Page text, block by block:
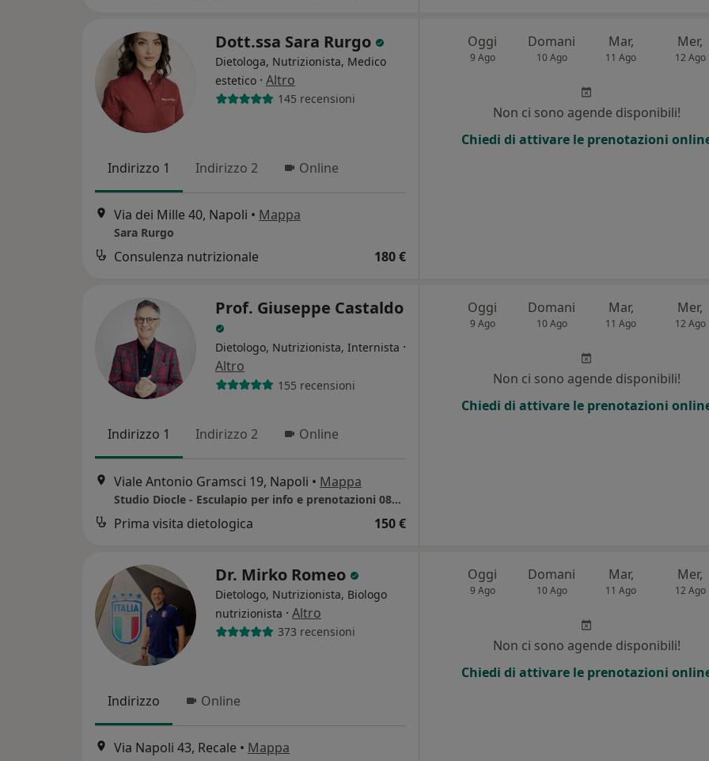
Dott.ssa Sara Rurgo
Dietologa, Nutrizionista, Medico
estetico · Altro
145 recensioni
Indirizzo 1 Indirizzo 2 Online
Via dei Mille 40, Napoli • Mappa
Sara Rurgo
Consulenza nutrizionale 180 €
Oggi
9 Ago
Domani
10 Ago
Mar,
11 Ago
Mer,
12 Ago
Non ci sono agende disponibili!
Chiedi di attivare le prenotazioni
Prof. Giuseppe Castaldo
Dietologo, Nutrizionista, Internista ·
Altro
155 recensioni
Indirizzo 1 Indirizzo 2 Online
Viale Antonio Gramsci 19, Napoli • Mappa
Studio Diocle - Esculapio per info e prenotazioni 081-4976089 oppure 081-5522179
Prima visita dietologica 150 €
Oggi
9 Ago
Domani
10 Ago
Mar,
11 Ago
Mer,
12 Ago
Non ci sono agende disponibili!
Chiedi di attivare le prenotazioni
Dr. Mirko Romeo
Dietologo, Nutrizionista, Biologo
nutrizionista · Altro
373 recensioni
Indirizzo Online
Via Napoli 43, Recale • Mappa
Oggi
9 Ago
Domani
10 Ago
Mar,
11 Ago
Mer,
12 Ago
Non ci sono agende disponibili!
Chiedi di attivare le prenotazioni